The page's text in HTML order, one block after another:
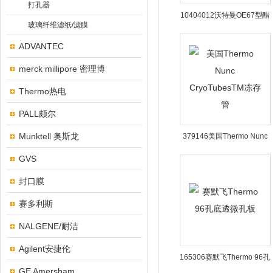
打孔器
玻璃纤维滤纸/滤膜
ADVANTEC
merck millipore 密理博
Thermo热电
PALL颇尔
Munktell 奥斯龙
GVS
封口膜
赛多利斯
NALGENE/耐洁
Agilent安捷伦
10404012沃特曼OE67型醋
酸纤维素滤膜
379146美国Thermo Nunc
CryoTubesTM冻存管
165306赛默飞Thermo 96孔